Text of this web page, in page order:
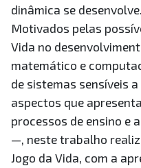
dinâmica se desenvolve.
Motivados pelas
Vida no
matemático e
de sistemas sensíveis
aspectos que
processos de ensino e
—, neste trabalho
Jogo da Vida, com a